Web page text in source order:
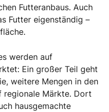
Futteranbaus. Auch
Futter eigenständig –
werden auf
Ein großer Teil geht
weitere Mengen in den
regionale Märkte. Dort
hausgemachte